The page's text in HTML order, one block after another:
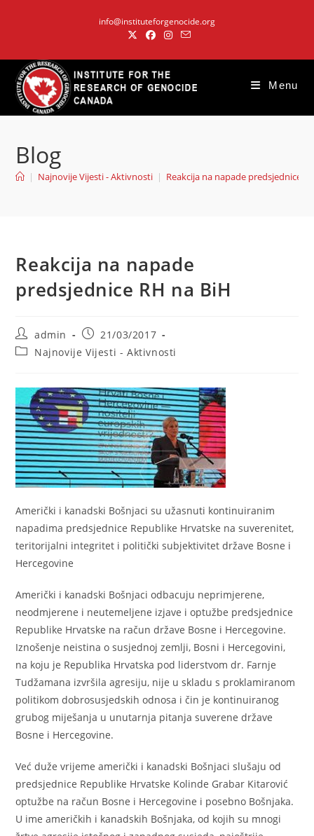
info@instituteforgenocide.org
Menu
Blog
| Najnovije Vijesti - Aktivnosti | Reakcija na napade predsjednice
Reakcija na napade
predsjednice RH na BiH
Post
author:
admin
Post
published:
21/03/2017
PostNajnovije Vijesti - Aktivnosti
Američki i kanadski Bošnjaci su užasnuti kontinuiranim
napadima predsjednice Republike Hrvatske na suverenitet,
teritorijalni integritet i politički subjektivitet države Bosne i
Hercegovine
Američki i kanadski Bošnjaci odbacuju neprimjerene,
neodmjerene i neutemeljene izjave i optužbe predsjednice
Republike Hrvatske na račun države Bosne i Hercegovine.
Iznošenje neistina o susjednoj zemlji, Bosni i Hercegovini,
na koju je Republika Hrvatska pod liderstvom dr. Farnje
Tudžamana izvršila agresiju, nije u skladu s proklamiranom
politikom dobrosusjedskih odnosa i čin je kontinuiranog
grubog miješanja u unutarnja pitanja suverene države
Bosne i Hercegovine.
Već duže vrijeme američki i kanadski Bošnjaci slušaju od
predsjednice Republike Hrvatske Kolinde Grabar Kitarović
optužbe na račun Bosne i Hercegovine i posebno Bošnjaka.
U ime američkih i kanadskih Bošnjaka, od kojih su mnogi